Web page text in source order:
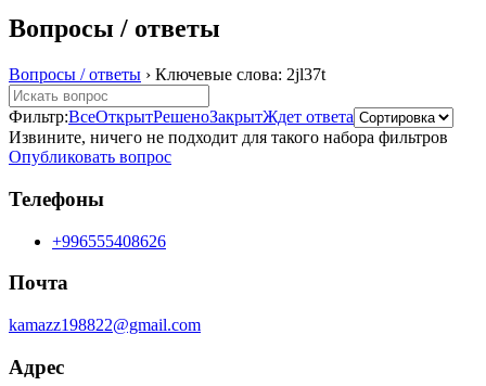
Вопросы / ответы
Вопросы / ответы › Ключевые слова: 2jl37t
Фильтр:ВсеОткрытРешеноЗакрытЖдет ответа
Извините, ничего не подходит для такого набора фильтров
Опубликовать вопрос
Телефоны
+996555408626
Почта
kamazz198822@gmail.com
Адрес